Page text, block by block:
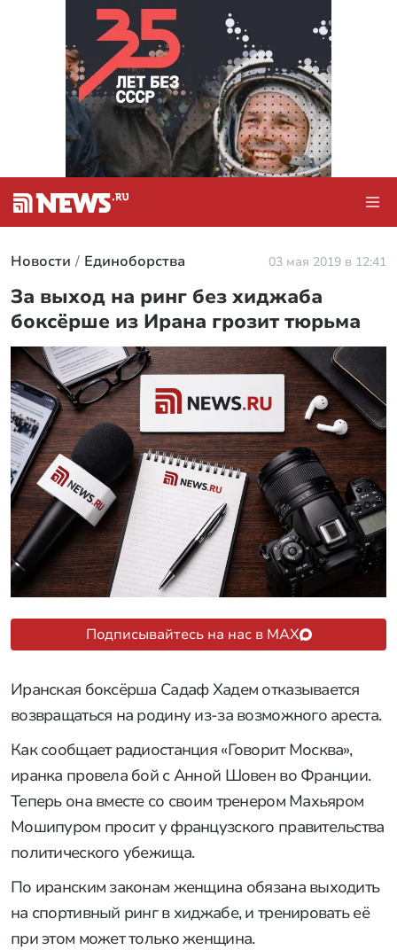
Новости Единоборства 03 мая 2019 в 12:41
За выход на ринг без хиджаба
боксёрше из Ирана грозит тюрьма
Подписывайтесь на нас в MAX
Иранская боксёрша Садаф Хадем отказывается
возвращаться на родину из-за возможного ареста.
Как сообщает радиостанция «Говорит Москва»,
иранка провела бой с Анной Шовен во Франции.
Теперь она вместе со своим тренером Махьяром
Мошипуром просит у французского правительства
политического убежища.
По иранским законам женщина обязана выходить
на спортивный ринг в хиджабе, и тренировать её
при этом может только женщина.